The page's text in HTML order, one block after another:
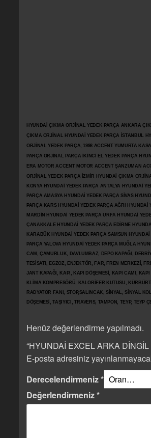
HYUNDAİ ÇIKMA ORJİNAL YEDEK PARÇA ANKARA
ÇIKMA ORJİNAL HYUNDAİ YEDEK PARÇA İSTANBUL
ORJİNAL YEDEK PARÇA, 1998 ACCENT YUMURTA
PARÇA ORJİNAL PARÇA İKİNCİ EL YEDEK PARÇA
ERA MOTOR ACCENT MOTOR ACCENT ŞANZUMAN
ORJİNAL YEDEK PARÇA İZMİR HYUNDAİ ÇIKMA
KONYA HYUNDAİ YEDEK PARÇA ANTALYA HYUNDAİ
PARÇA AMASYA HYUNDAİ YEDEK PARÇA SİVAS
PARÇA KARS HYUNDAİ YEDEK PARÇA AĞRI HYUNDAİ
MARDİN HYUNDAİ YEDEK PARÇA URFA HYUNDAİ
ÇANAKKALE HYUNDAİ YEDEK PARÇA EDİRNE
KARABÜK HYUNDAİ YEDEK PARÇA SAMSUN
PARÇA YALOVA HYUNDAİ YEDEK PARÇA MUĞLA
CAM, ÇAMURLUK, DAVLUMBAZ, DEPO KAPAĞI,
TESİSATI, EGZOZ, ENJEKTÖR, FAR, FREN MERKEZİ,
JANT KAPAĞI, KAPI, KAPI DÖŞEMESİ, KAPI CAMI,
KLİMA KOMPRESÖRÜ, KALORİFER KUTUSU,
RADYATÖR FANI, STOP,SALINCAK, SİNYAL, SİNYAL
DÖŞEMESİ, TAŞIYICI, TRAVERS, TAMPON, TEYP, TEYP
Henüz değerlendirme yapılmadı.
“HYUNDAİ EXCEL ARKA
E-posta adresiniz
Derecelendirmeniz*
Değerlendirmeniz*